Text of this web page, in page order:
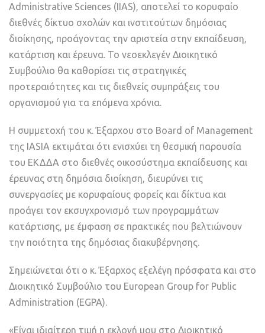
Administrative Sciences (IIAS), αποτελεί το κορυφαίο
διεθνές δίκτυο σχολών και ινστιτούτων δημόσιας
διοίκησης, προάγοντας την αριστεία στην εκπαίδευση,
κατάρτιση και έρευνα. Το νεοεκλεγέν Διοικητικό
Συμβούλιο θα καθορίσει τις στρατηγικές
προτεραιότητες και τις διεθνείς συμπράξεις του
οργανισμού για τα επόμενα χρόνια.
Η συμμετοχή του κ. Έξαρχου στο Board of Management
της IASIA εκτιμάται ότι ενισχύει τη θεσμική παρουσία
του ΕΚΔΔΑ στο διεθνές οικοσύστημα εκπαίδευσης και
έρευνας στη δημόσια διοίκηση, διευρύνει τις
συνεργασίες με κορυφαίους φορείς και δίκτυα και
προάγει τον εκσυγχρονισμό των προγραμμάτων
κατάρτισης, με έμφαση σε πρακτικές που βελτιώνουν
την ποιότητα της δημόσιας διακυβέρνησης.
Σημειώνεται ότι ο κ. Έξαρχος εξελέγη πρόσφατα και στο
Διοικητικό Συμβούλιο του European Group for Public
Administration (EGPA).
«Είναι ιδιαίτερη τιμή η εκλογή μου στο Διοικητικό